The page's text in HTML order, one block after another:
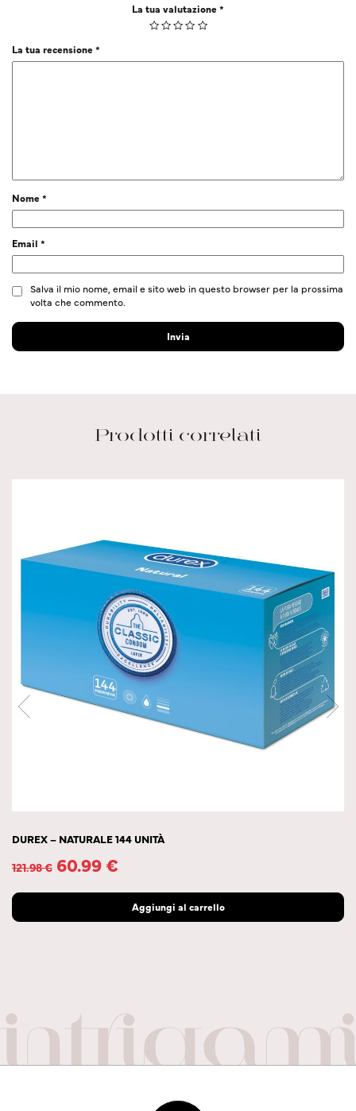
La tua valutazione*
La tua recensione*
Nome*
Email *
Salva il mio nome, email e sito web in questo browser per la prossima
volta che commento.
Prodotti correlati
DUREX – NATURALE 144 UNITÀ
121.98€ 60.99€
Aggiungi al carrello